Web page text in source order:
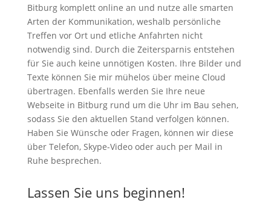
Bitburg komplett online an und nutze alle smarten
Arten der Kommunikation, weshalb persönliche
Treffen vor Ort und etliche Anfahrten nicht
notwendig sind. Durch die Zeitersparnis entstehen
für Sie auch keine unnötigen Kosten. Ihre Bilder und
Texte können Sie mir mühelos über meine Cloud
übertragen. Ebenfalls werden Sie Ihre neue
Webseite in Bitburg rund um die Uhr im Bau sehen,
sodass Sie den aktuellen Stand verfolgen können.
Haben Sie Wünsche oder Fragen, können wir diese
über Telefon, Skype-Video oder auch per Mail in
Ruhe besprechen.
Lassen Sie uns beginnen!